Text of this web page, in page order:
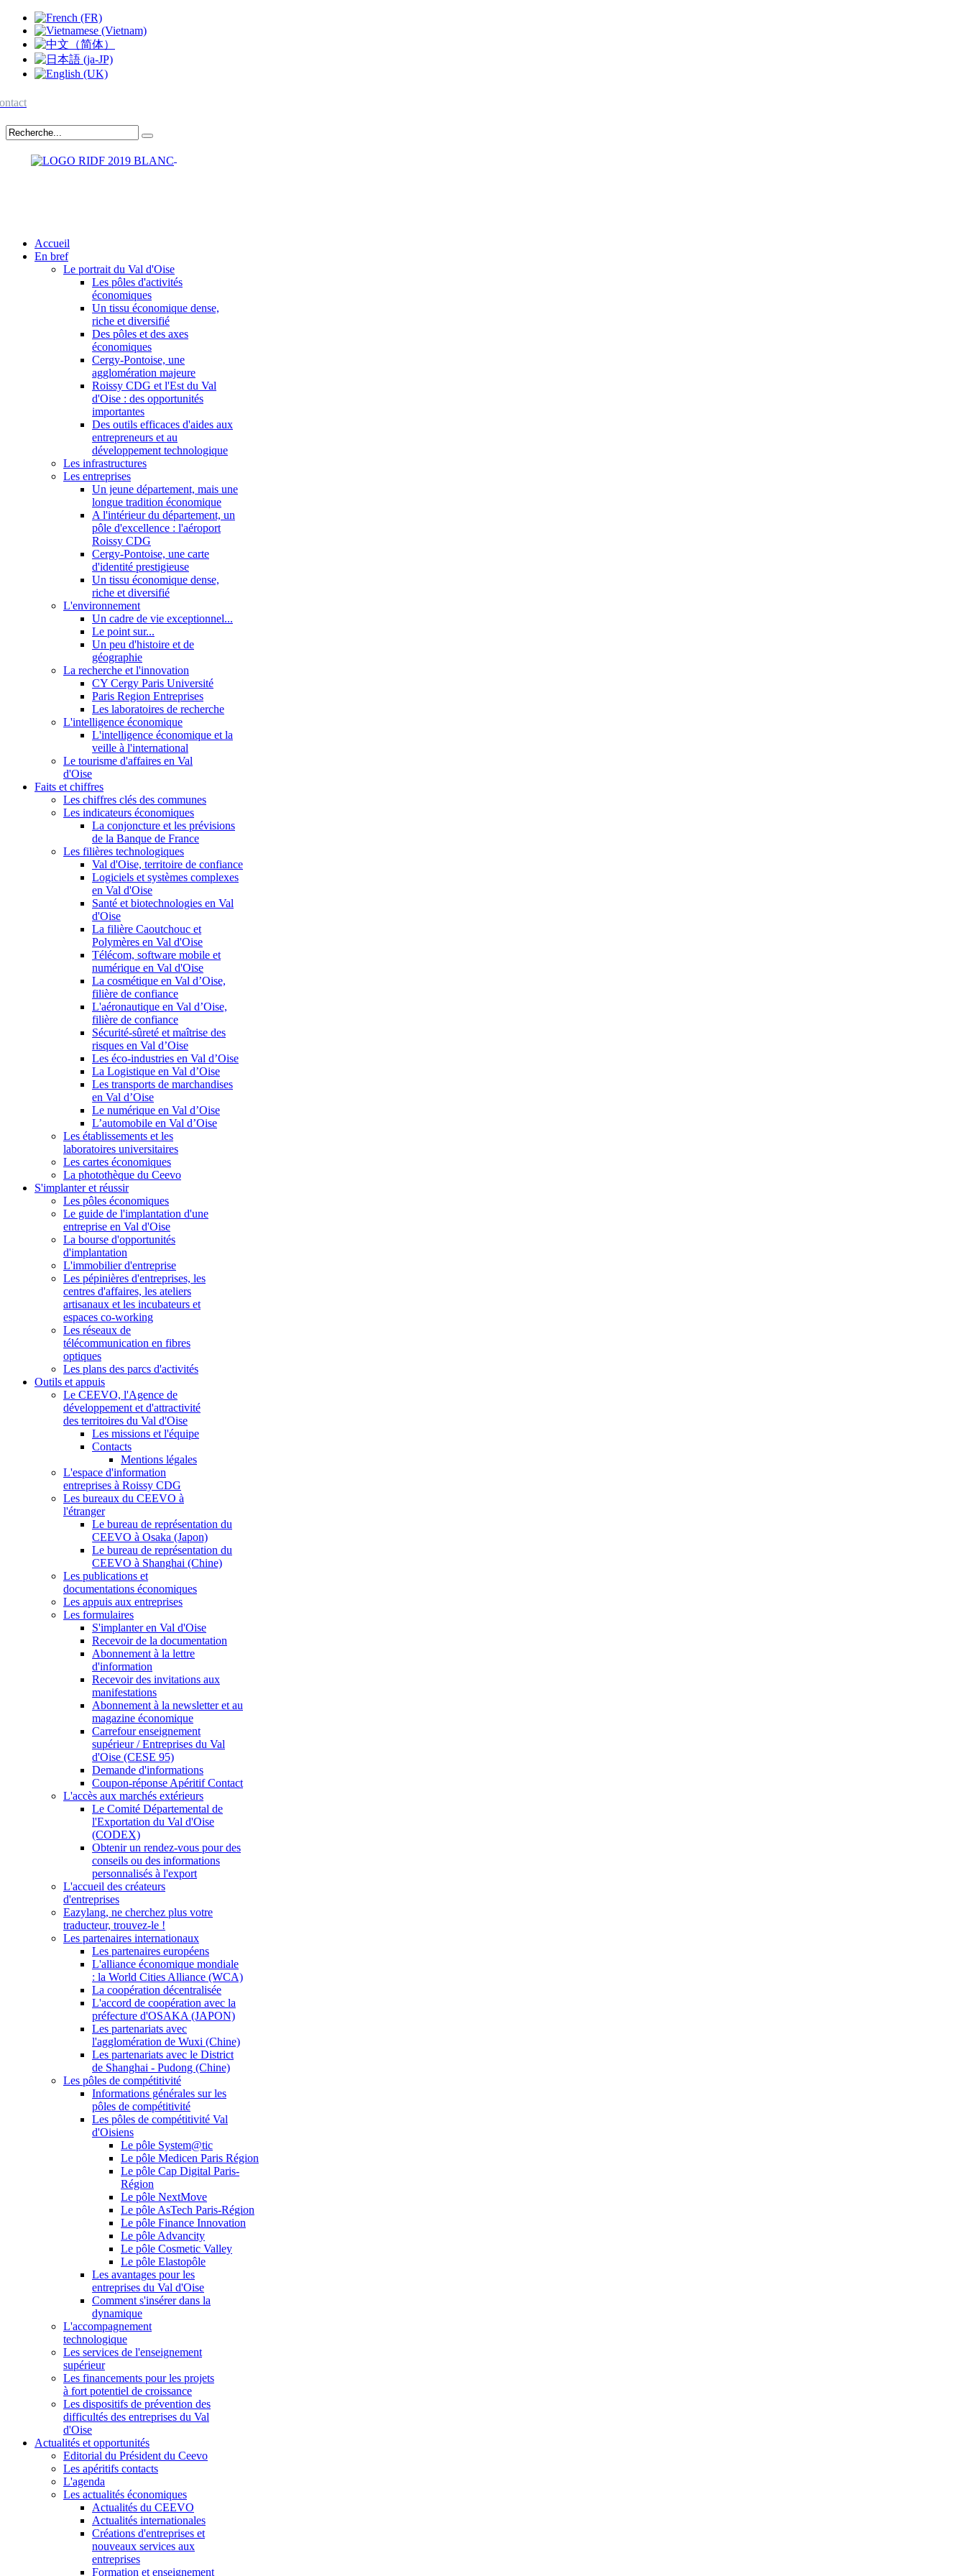
Accueil
En bref
Le portrait du Val d'Oise
Les pôles d'activités
économiques
Un tissu économique dense,
riche et diversifié
Des pôles et des axes
économiques
Cergy-Pontoise, une
agglomération majeure
Roissy CDG et l'Est du Val
d'Oise : des opportunités
importantes
Des outils efficaces d'aides aux
entrepreneurs et au
développement technologique
Les infrastructures
Les entreprises
Un jeune département, mais une
longue tradition économique
A l'intérieur du département, un
pôle d'excellence : l'aéroport
Roissy CDG
Cergy-Pontoise, une carte
d'identité prestigieuse
Un tissu économique dense,
riche et diversifié
L'environnement
Un cadre de vie exceptionnel...
Le point sur...
Un peu d'histoire et de
géographie
La recherche et l'innovation
CY Cergy Paris Université
Paris Region Entreprises
Les laboratoires de recherche
L'intelligence économique
L'intelligence économique et la
veille à l'international
Le tourisme d'affaires en Val
d'Oise
Faits et chiffres
Les chiffres clés des communes
Les indicateurs économiques
La conjoncture et les prévisions
de la Banque de France
Les filières technologiques
Val d'Oise, territoire de confiance
Logiciels et systèmes complexes
en Val d'Oise
Santé et biotechnologies en Val
d'Oise
La filière Caoutchouc et
Polymères en Val d'Oise
Télécom, software mobile et
numérique en Val d'Oise
La cosmétique en Val d’Oise,
filière de confiance
L'aéronautique en Val d’Oise,
filière de confiance
Sécurité-sûreté et maîtrise des
risques en Val d’Oise
Les éco-industries en Val d’Oise
La Logistique en Val d’Oise
Les transports de marchandises
en Val d’Oise
Le numérique en Val d’Oise
L’automobile en Val d’Oise
Les établissements et les
laboratoires universitaires
Les cartes économiques
La photothèque du Ceevo
S'implanter et réussir
Les pôles économiques
Le guide de l'implantation d'une
entreprise en Val d'Oise
La bourse d'opportunités
d'implantation
L'immobilier d'entreprise
Les pépinières d'entreprises, les
centres d'affaires, les ateliers
artisanaux et les incubateurs et
espaces co-working
Les réseaux de
télécommunication en fibres
optiques
Les plans des parcs d'activités
Outils et appuis
Le CEEVO, l'Agence de
développement et d'attractivité
des territoires du Val d'Oise
Les missions et l'équipe
Contacts
Mentions légales
L'espace d'information
entreprises à Roissy CDG
Les bureaux du CEEVO à
l'étranger
Le bureau de représentation du
CEEVO à Osaka (Japon)
Le bureau de représentation du
CEEVO à Shanghai (Chine)
Les publications et
documentations économiques
Les appuis aux entreprises
Les formulaires
S'implanter en Val d'Oise
Recevoir de la documentation
Abonnement à la lettre
d'information
Recevoir des invitations aux
manifestations
Abonnement à la newsletter et au
magazine économique
Carrefour enseignement
supérieur / Entreprises du Val
d'Oise (CESE 95)
Demande d'informations
Coupon-réponse Apéritif Contact
L'accès aux marchés extérieurs
Le Comité Départemental de
l'Exportation du Val d'Oise
(CODEX)
Obtenir un rendez-vous pour des
conseils ou des informations
personnalisés à l'export
L'accueil des créateurs
d'entreprises
Eazylang, ne cherchez plus votre
traducteur, trouvez-le !
Les partenaires internationaux
Les partenaires européens
L'alliance économique mondiale
: la World Cities Alliance (WCA)
La coopération décentralisée
L'accord de coopération avec la
préfecture d'OSAKA (JAPON)
Les partenariats avec
l'agglomération de Wuxi (Chine)
Les partenariats avec le District
de Shanghai - Pudong (Chine)
Les pôles de compétitivité
Informations générales sur les
pôles de compétitivité
Les pôles de compétitivité Val
d'Oisiens
Le pôle System@tic
Le pôle Medicen Paris Région
Le pôle Cap Digital Paris-
Région
Le pôle NextMove
Le pôle AsTech Paris-Région
Le pôle Finance Innovation
Le pôle Advancity
Le pôle Cosmetic Valley
Le pôle Elastopôle
Les avantages pour les
entreprises du Val d'Oise
Comment s'insérer dans la
dynamique
L'accompagnement
technologique
Les services de l'enseignement
supérieur
Les financements pour les projets
à fort potentiel de croissance
Les dispositifs de prévention des
difficultés des entreprises du Val
d'Oise
Actualités et opportunités
Editorial du Président du Ceevo
Les apéritifs contacts
L'agenda
Les actualités économiques
Actualités du CEEVO
Actualités internationales
Créations d'entreprises et
nouveaux services aux
entreprises
Formation et enseignement